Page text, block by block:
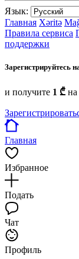
Язык:
Главная Xəritə
Правила сервиса
поддержки
Зарегистрируйтесь
и получите 1 ₾
Главная
Избранное
Подать
Чат
Профиль